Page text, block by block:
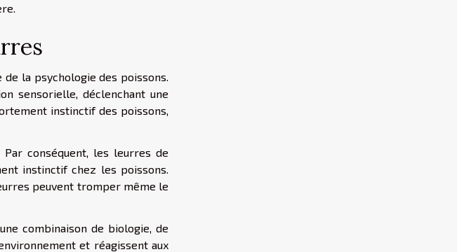
la psychologie des poissons.
sensorielle, déclenchant une
instinctif des poissons,
conséquent, les leurres de
instinctif chez les poissons.
peuvent tromper même le
combinaison de biologie, de
et réagissent aux